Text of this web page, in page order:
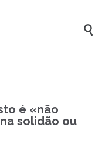

é «não
solidão ou